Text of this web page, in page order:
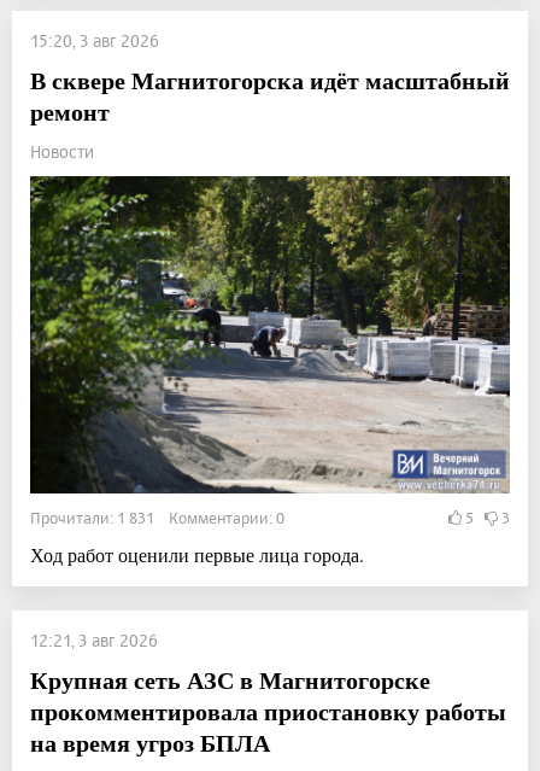
15:20, 3 авг 2026
В сквере Магнитогорска идёт масштабный
ремонт
Новости
Прочитали: 1 831 Комментарии: 0 5 3
Ход работ оценили первые лица города.
12:21, 3 авг 2026
Крупная сеть АЗС в Магнитогорске
прокомментировала приостановку работы
на время угроз БПЛА